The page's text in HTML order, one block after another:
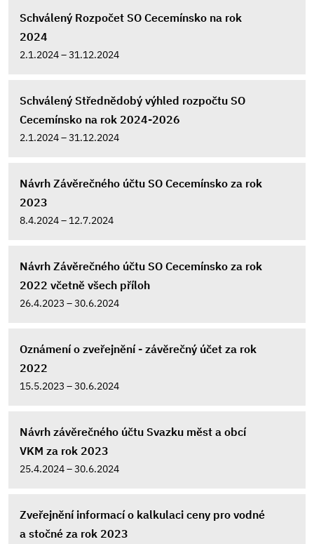
Schválený Rozpočet SO Cecemínsko na rok
2024
2.1.2024 – 31.12.2024
Schválený Střednědobý výhled rozpočtu SO
Cecemínsko na rok 2024-2026
2.1.2024 – 31.12.2024
Návrh Závěrečného účtu SO Cecemínsko za rok
2023
8.4.2024 – 12.7.2024
Návrh Závěrečného účtu SO Cecemínsko za rok
2022 včetně všech příloh
26.4.2023 – 30.6.2024
Oznámení o zveřejnění - závěrečný účet za rok
2022
15.5.2023 – 30.6.2024
Návrh závěrečného účtu Svazku měst a obcí
VKM za rok 2023
25.4.2024 – 30.6.2024
Zveřejnění informací o kalkulaci ceny pro vodné
a stočné za rok 2023